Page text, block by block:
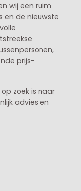
wij een ruim
en de nieuwste
prijs-
zoek is naar
advies en